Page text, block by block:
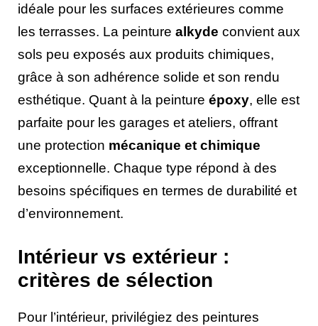
idéale pour les surfaces extérieures comme
les terrasses. La peinture alkyde convient aux
sols peu exposés aux produits chimiques,
grâce à son adhérence solide et son rendu
esthétique. Quant à la peinture époxy, elle est
parfaite pour les garages et ateliers, offrant
une protection mécanique et chimique
exceptionnelle. Chaque type répond à des
besoins spécifiques en termes de durabilité et
d’environnement.
Intérieur vs extérieur :
critères de sélection
Pour l’intérieur, privilégiez des peintures